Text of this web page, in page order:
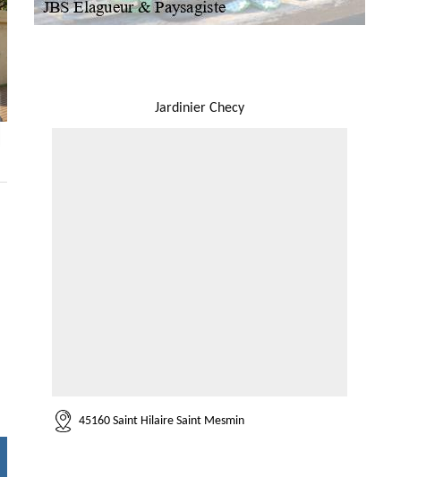
Jardinier Checy
45160 Saint Hilaire Saint Mesmin